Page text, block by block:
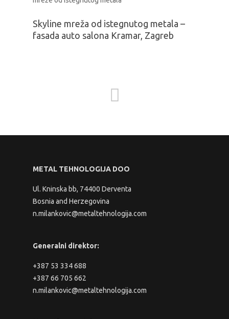
Skyline mreža od istegnutog metala –
fasada auto salona Kramar, Zagreb
METAL TEHNOLOGIJA DOO
Ul. Kninska bb, 74400 Derventa
Bosnia and Herzegovina
n.milankovic@metaltehnologija.com
Generalni direktor:
+387 53 334 688
+387 66 705 662
n.milankovic@metaltehnologija.com